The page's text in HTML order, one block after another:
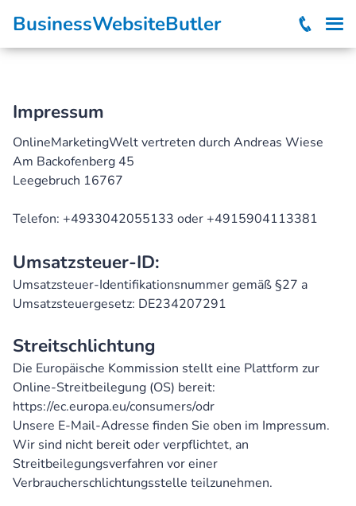
BusinessWebsiteButler
Impressum
OnlineMarketingWelt vertreten durch Andreas Wiese
Am Backofenberg 45
Leegebruch 16767
Telefon: +4933042055133 oder +4915904113381
Umsatzsteuer-ID:
Umsatzsteuer-Identifikationsnummer gemäß §27 a
Umsatzsteuergesetz: DE234207291
Streitschlichtung
Die Europäische Kommission stellt eine Plattform zur
Online-Streitbeilegung (OS) bereit:
https://ec.europa.eu/consumers/odr
Unsere E-Mail-Adresse finden Sie oben im Impressum.
Wir sind nicht bereit oder verpflichtet, an
Streitbeilegungsverfahren vor einer
Verbraucherschlichtungsstelle teilzunehmen.